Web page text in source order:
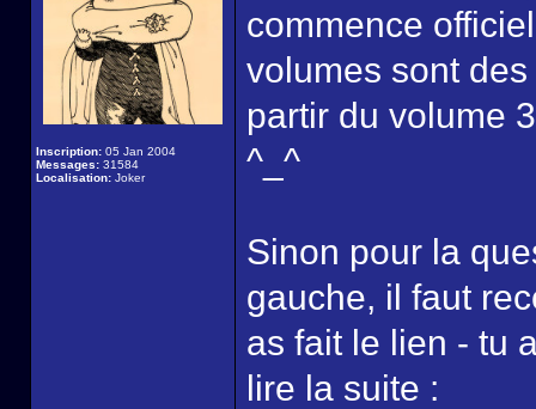
Inscription: 05 Jan 2004
Messages: 31584
Localisation: Joker
commence
volumes sont
partir du volume
^_^
Sinon pour la
gauche, il faut
as fait le lien - tu
lire la suite :